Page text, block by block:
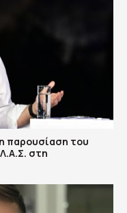
παρουσίαση του
στη